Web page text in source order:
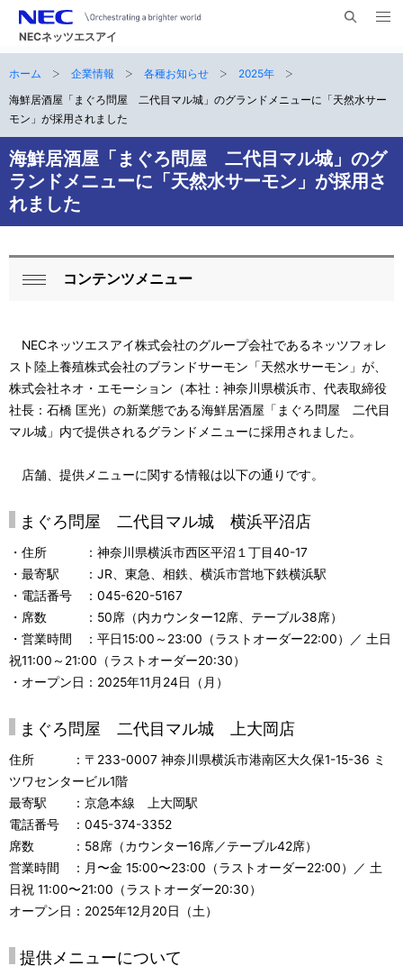
NECネッツエスアイ
メ
く
ナ
ビ
ゲ
ー
シ
ョ
ン
サ
イ
ト
内
の
在
置
ホーム 企業情報 各種お知らせ
2025年
海鮮居酒屋「まぐろ問屋 二代目マル城」のグランドメニューに「天然水サー
モン」が採用されました
海鮮居酒屋「まぐろ問屋 二代目マル城」のグ
ランドメニューに「天然水サーモン」が採用さ
れました
ロ
カ
ル
ナ
ゲ
ー
シ
ョ
ン
る
コンテンツメニュー
NECネッツエスアイ株式会社のグループ会社であるネッツフォレ
スト陸上養殖株式会社のブランドサーモン「天然水サーモン」が、
株式会社ネオ・エモーション（本社：神奈川県横浜市、代表取締役
社長：石橋 匡光）の新業態である海鮮居酒屋「まぐろ問屋 二代目
マル城」内で提供されるグランドメニューに採用されました。
店舗、提供メニューに関する情報は以下の通りです。
まぐろ問屋 二代目マル城 横浜平沼店
・住所 ：神奈川県横浜市西区平沼１丁目40-17
・最寄駅 ：JR、東急、相鉄、横浜市営地下鉄横浜駅
・電話番号 ：045-620-5167
・席数 ：50席（内カウンター12席、テーブル38席）
・営業時間 ：平日15:00～23:00（ラストオーダー22:00）／ 土日
祝11:00～21:00（ラストオーダー20:30）
・オープン日：2025年11月24日（月）
まぐろ問屋 二代目マル城 上大岡店
住所 ：〒233-0007 神奈川県横浜市港南区大久保1-15-36 ミ
ツワセンタービル1階
最寄駅 ：京急本線 上大岡駅
電話番号 ：045-374-3352
席数 ：58席（カウンター16席／テーブル42席）
営業時間 ：月〜金 15:00〜23:00（ラストオーダー22:00）／ 土
日祝 11:00〜21:00（ラストオーダー20:30）
オープン日：2025年12月20日（土）
提供メニューについて